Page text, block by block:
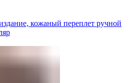
кожаный переплет ручной